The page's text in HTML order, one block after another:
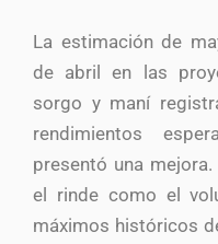
La estimación de
de abril en las
sorgo y maní
rendimientos
presentó una
el rinde como el
máximos históricos